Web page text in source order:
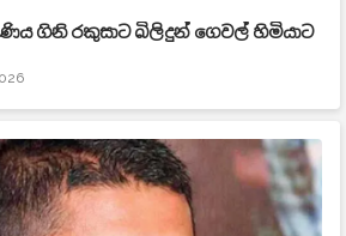
ගිනි රකුසාට බිලිදුන් ගෙවල් හිමියාට